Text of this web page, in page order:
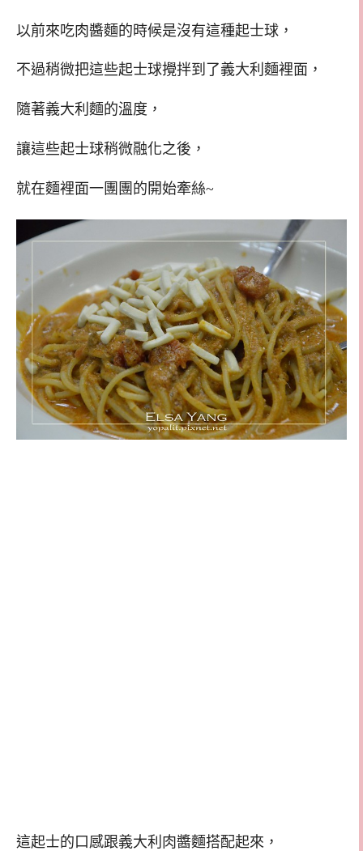
以前來吃肉醬麵的時候是沒有這種起士球，
不過稍微把這些起士球攪拌到了義大利麵裡面，
隨著義大利麵的溫度，
讓這些起士球稍微融化之後，
就在麵裡面一團團的開始牽絲~
這起士的口感跟義大利肉醬麵搭配起來，